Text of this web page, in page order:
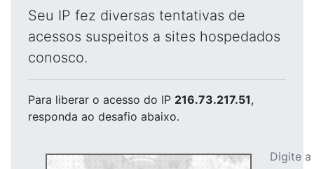
Seu IP fez diversas tentativas de
acessos suspeitos a sites hospedados
conosco.
Para liberar o acesso do IP 216.73.217.51,
responda ao desafio abaixo.
Digite